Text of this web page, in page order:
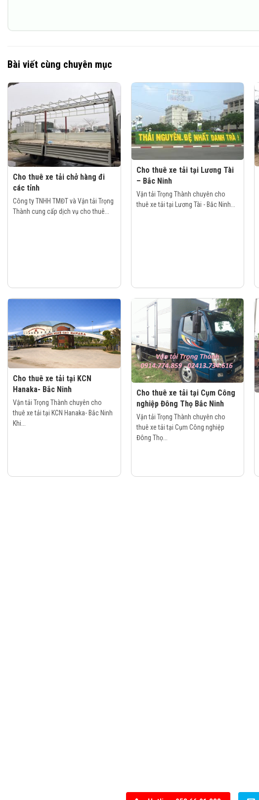
Bài viết cùng chuyên mục
Cho thuê xe tải chở hàng đi
các tỉnh
Công ty TNHH TMĐT và Vận tải Trọng
Thành cung cấp dịch vụ cho thuê...
Cho thuê xe tải tại Lương Tài
– Bắc Ninh
Vận tải Trọng Thành chuyên cho
thuê xe tải tại Lương Tài - Bắc Ninh...
Cho thuê xe tải tại KCN
Hanaka- Bắc Ninh
Vận tải Trọng Thành chuyên cho
thuê xe tải tại KCN Hanaka- Bắc Ninh
Khi...
Cho thuê xe tải tại Cụm Công
nghiệp Đông Thọ Bắc Ninh
Vận tải Trọng Thành chuyên cho
thuê xe tải tại Cụm Công nghiệp
Đông Thọ...